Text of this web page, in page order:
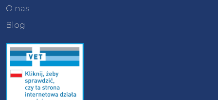
O nas
Blog